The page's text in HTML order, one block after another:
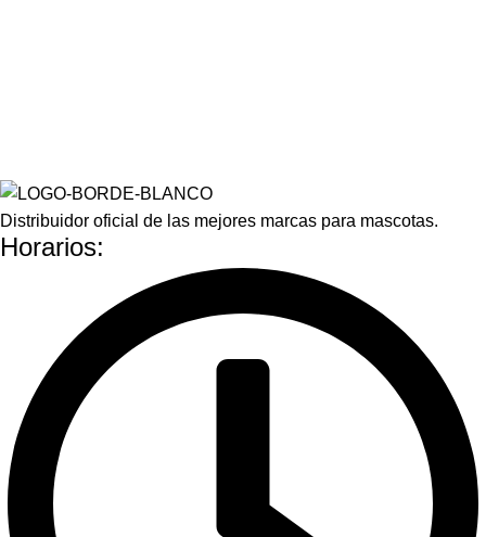
Distribuidor oficial de las mejores marcas para mascotas.
Horarios: